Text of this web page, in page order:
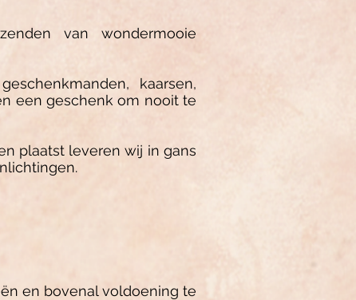
van wondermooie
kaarsen,
een geschenk om nooit te
plaatst leveren wij in gans
en bovenal voldoening te